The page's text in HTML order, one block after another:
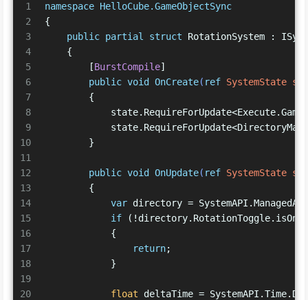
1
2
3
4
5
6
7
8
9
10
11
12
13
14
15
16
17
18
19
20
namespace HelloCube.GameObjectSync
{
public partial struct RotationSystem :
    {
        [
BurstCompile]
public void OnCreate( ref SystemState
        {
        }
public void OnUpdate( ref SystemState
        {
var directory =
if (!directory.RotationToggle.isOn)
            {
return;
            }
float deltaTime =